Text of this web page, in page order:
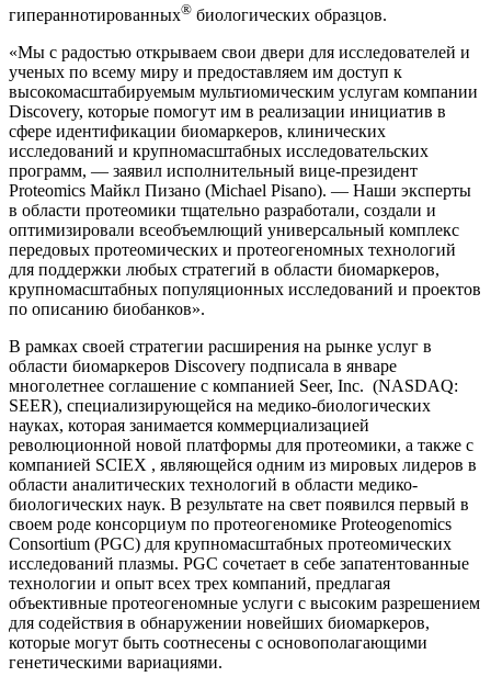
гипераннотированных® биологических образцов.
«Мы с радостью открываем свои двери для исследователей и
ученых по всему миру и предоставляем им доступ к
высокомасштабируемым мультиомическим услугам компании
Discovery, которые помогут им в реализации инициатив в
сфере идентификации биомаркеров, клинических
исследований и крупномасштабных исследовательских
программ, — заявил исполнительный вице-президент
Proteomics Майкл Пизано (Michael Pisano). — Наши эксперты
в области протеомики тщательно разработали, создали и
оптимизировали всеобъемлющий универсальный комплекс
передовых протеомических и протеогеномных технологий
для поддержки любых стратегий в области биомаркеров,
крупномасштабных популяционных исследований и проектов
по описанию биобанков».
В рамках своей стратегии расширения на рынке услуг в
области биомаркеров Discovery подписала в январе
многолетнее соглашение с компанией Seer, Inc. (NASDAQ:
SEER), специализирующейся на медико-биологических
науках, которая занимается коммерциализацией
революционной новой платформы для протеомики, а также с
компанией SCIEX , являющейся одним из мировых лидеров в
области аналитических технологий в области медико-
биологических наук. В результате на свет появился первый в
своем роде консорциум по протеогеномике Proteogenomics
Consortium (PGC) для крупномасштабных протеомических
исследований плазмы. PGC сочетает в себе запатентованные
технологии и опыт всех трех компаний, предлагая
объективные протеогеномные услуги с высоким разрешением
для содействия в обнаружении новейших биомаркеров,
которые могут быть соотнесены с основополагающими
генетическими вариациями.